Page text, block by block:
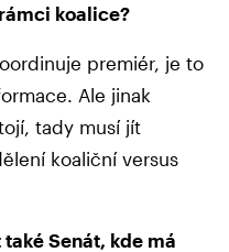
koalice?
premiér, je to
Ale jinak
tady musí jít
koaliční versus
Senát, kde má